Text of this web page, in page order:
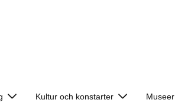
Kultur och konstarter Museer